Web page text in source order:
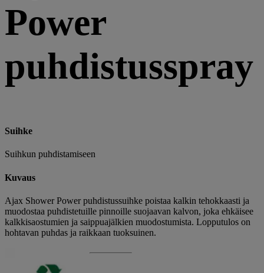
Power
puhdistusspray
Suihke
Suihkun puhdistamiseen
Kuvaus
Ajax Shower Power puhdistussuihke poistaa kalkin tehokkaasti ja
muodostaa puhdistetuille pinnoille suojaavan kalvon, joka ehkäisee
kalkkisaostumien ja saippuajälkien muodostumista. Lopputulos on
hohtavan puhdas ja raikkaan tuoksuinen.